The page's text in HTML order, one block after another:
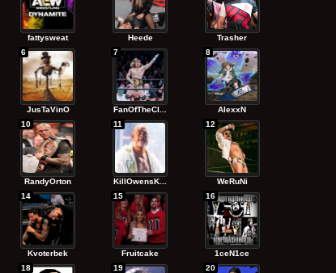
fattysweat Heede Trasher
JusTaVinO
6
FanOfTheCl...
7
AlexxN
8
RandyОrton
10
KillOwensK...
11
WeRuNi
12
Kvoterbek
14
Fruitcake
15
1ceN1ce
16
18 19 20